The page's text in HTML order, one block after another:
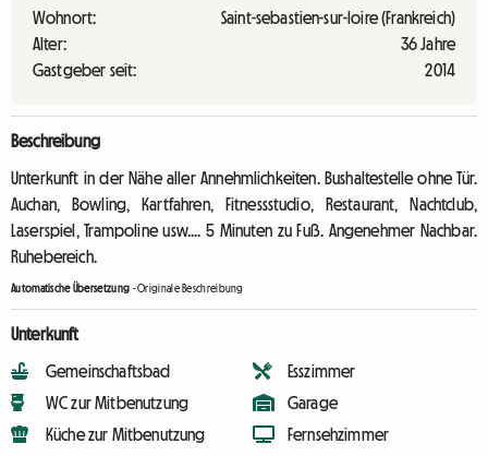
Wohnort:
Saint-sebastien-sur-loire (Frankreich)
Alter:
36 Jahre
Gastgeber seit:
2014
Beschreibung
Unterkunft in der Nähe aller Annehmlichkeiten. Bushaltestelle ohne Tür.
Auchan, Bowling, Kartfahren, Fitnessstudio, Restaurant, Nachtclub,
Laserspiel, Trampoline usw.... 5 Minuten zu Fuß. Angenehmer Nachbar.
Ruhebereich.
Automatische Übersetzung -Originale Beschreibung
Unterkunft
Gemeinschaftsbad
WC zur Mitbenutzung
Küche zur Mitbenutzung
Esszimmer
Garage
Fernsehzimmer